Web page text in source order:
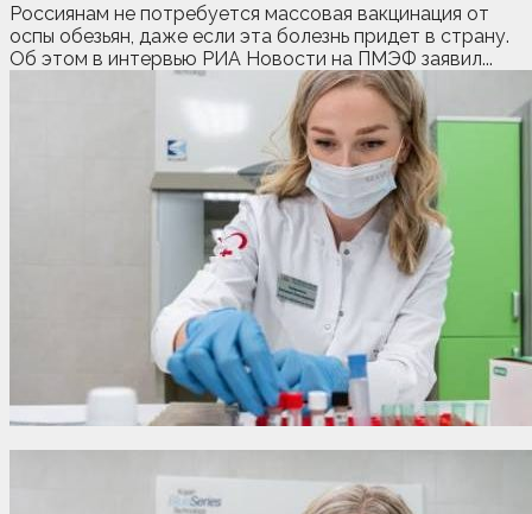
Россиянам не потребуется массовая вакцинация от
оспы обезьян, даже если эта болезнь придет в страну.
Об этом в интервью РИА Новости на ПМЭФ заявил...